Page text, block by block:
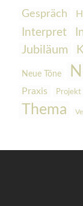
Gespräch
Interpret
Jubiläum
Neue Töne
Praxis Projekt
Thema